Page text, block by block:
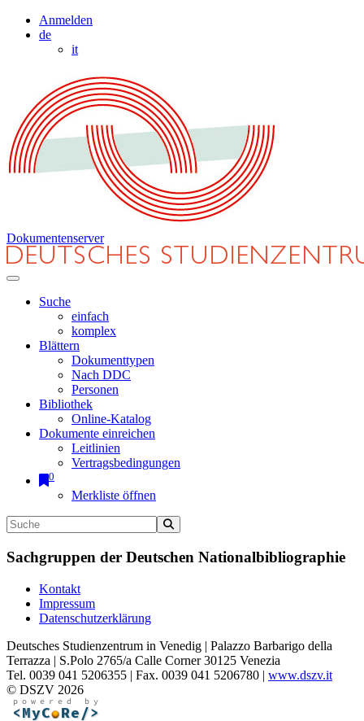
Anmelden
de
it
Dokumentenserver
Suche
einfach
komplex
Blättern
Dokumenttypen
Nach DDC
Personen
Bibliothek
Online-Katalog
Dokumente einreichen
Leitlinien
Vertragsbedingungen
0
Merkliste öffnen
Sachgruppen der Deutschen Nationalbibliographie
Kontakt
Impressum
Datenschutzerklärung
Deutsches Studienzentrum in Venedig | Palazzo Barbarigo della
Terrazza | S.Polo 2765/a Calle Corner 30125 Venezia
Tel. 0039 041 5206355 | Fax. 0039 041 5206780 | www.dszv.it
© DSZV 2026